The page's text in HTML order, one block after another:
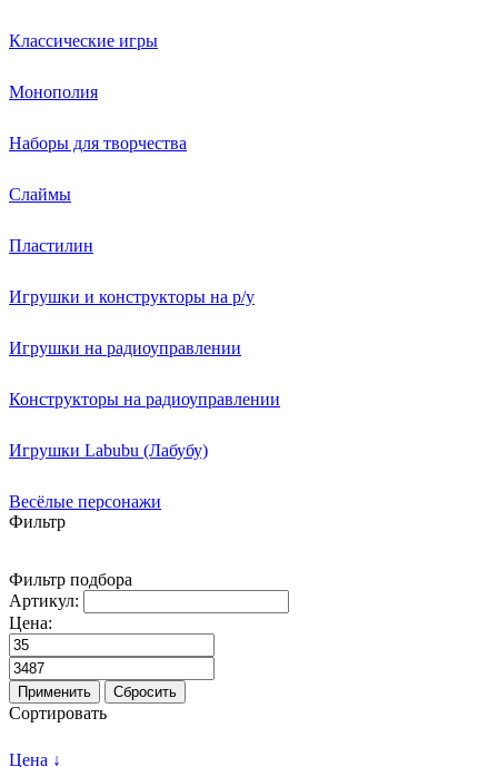
Классические игры
Монополия
Наборы для творчества
Слаймы
Пластилин
Игрушки и конструкторы на р/у
Игрушки на радиоуправлении
Конструкторы на радиоуправлении
Игрушки Labubu (Лабубу)
Весёлые персонажи
Фильтр
Фильтр подбора
Артикул:
Цена:
Применить Сбросить
Сортировать
Цена ↓